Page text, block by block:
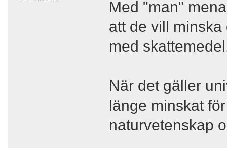
Med "man"
att de vill
med
När det gäller
länge minskat
naturvetenskap